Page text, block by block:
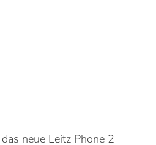
neue Leitz Phone 2